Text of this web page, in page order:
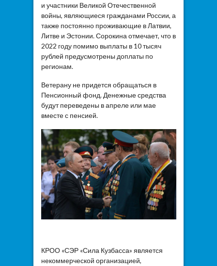
и участники Великой Отечественной
войны, являющиеся гражданами России, а
также постоянно проживающие в Латвии,
Литве и Эстонии. Сорокина отмечает, что в
2022 году помимо выплаты в 10 тысяч
рублей предусмотрены доплаты по
регионам.
Ветерану не придется обращаться в
Пенсионный фонд. Денежные средства
будут переведены в апреле или мае
вместе с пенсией.
КРОО «СЭР «Сила Кузбасса» является
некоммерческой организацией,